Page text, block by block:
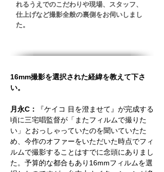
れるうえでのこだわりや現場、スタッフ、
仕上げなど撮影全般の裏側をお伺いしまし
た。
16mm撮影を選択された経緯を教えて下さ
い。
月永C：
『ケイコ 目を澄ませて』が完成する
頃に三宅唱監督が「またフィルムで撮りた
い」とおっしゃっていたのを聞いていたた
め、今作のオファーをいただいた時点でフィ
ルムで撮影することはすでに念頭にありまし
た。予算的な都合もあり16mmフィルムを選